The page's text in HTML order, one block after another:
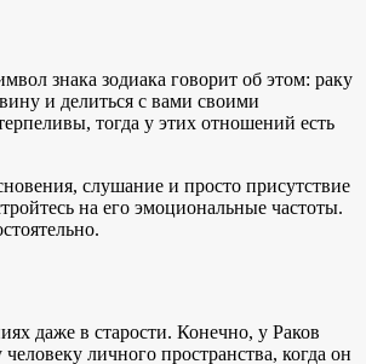
знака зодиака говорит об этом: раку
и делиться с вами своими
тогда у этих отношений есть
слушание и просто присутствие
на его эмоциональные частоты.
даже в старости. Конечно, у Раков
личного пространства, когда он